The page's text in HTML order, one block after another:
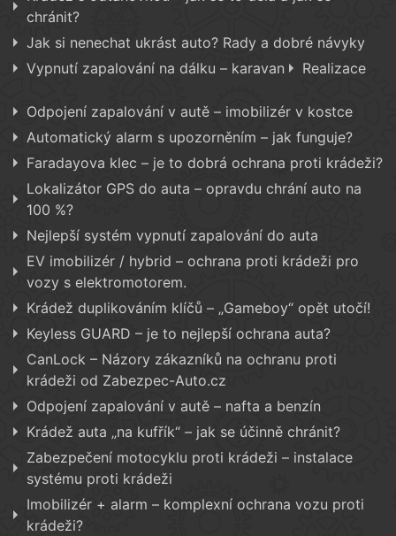
chránit?
Jak si nenechat ukrást auto? Rady a dobré návyky
Vypnutí zapalování na dálku – karavan
Realizace
Odpojení zapalování v autě – imobilizér v kostce
Automatický alarm s upozorněním – jak funguje?
Faradayova klec – je to dobrá ochrana proti krádeži?
Lokalizátor GPS do auta – opravdu chrání auto na
100 %?
Nejlepší systém vypnutí zapalování do auta
EV imobilizér / hybrid – ochrana proti krádeži pro
vozy s elektromotorem.
Krádež duplikováním klíčů – „Gameboy“ opět utočí!
Keyless GUARD – je to nejlepší ochrana auta?
CanLock – Názory zákazníků na ochranu proti
krádeži od Zabezpec-Auto.cz
Odpojení zapalování v autě – nafta a benzín
Krádež auta „na kufřík“ – jak se účinně chránit?
Zabezpečení motocyklu proti krádeži – instalace
systému proti krádeži
Imobilizér + alarm – komplexní ochrana vozu proti
krádeži?